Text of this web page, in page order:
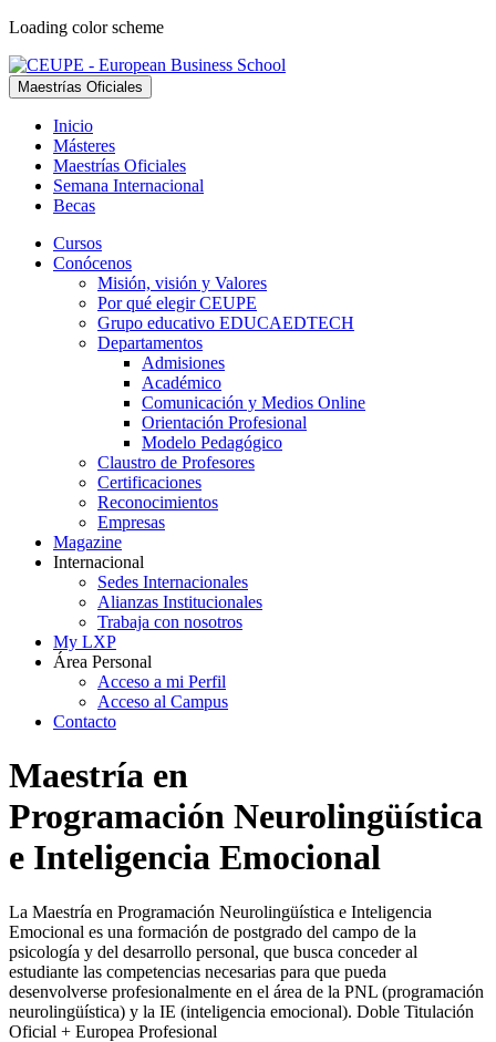
Loading color scheme
Maestrías Oficiales
Inicio
Másteres
Maestrías Oficiales
Semana Internacional
Becas
Cursos
Conócenos
Misión, visión y Valores
Por qué elegir CEUPE
Grupo educativo EDUCAEDTECH
Departamentos
Admisiones
Académico
Comunicación y Medios Online
Orientación Profesional
Modelo Pedagógico
Claustro de Profesores
Certificaciones
Reconocimientos
Empresas
Magazine
Internacional
Sedes Internacionales
Alianzas Institucionales
Trabaja con nosotros
My LXP
Área Personal
Acceso a mi Perfil
Acceso al Campus
Contacto
Maestría en
Programación Neurolingüística
e Inteligencia Emocional
La Maestría en Programación Neurolingüística e Inteligencia
Emocional es una formación de postgrado del campo de la
psicología y del desarrollo personal, que busca conceder al
estudiante las competencias necesarias para que pueda
desenvolverse profesionalmente en el área de la PNL (programación
neurolingüística) y la IE (inteligencia emocional). Doble Titulación
Oficial + Europea Profesional